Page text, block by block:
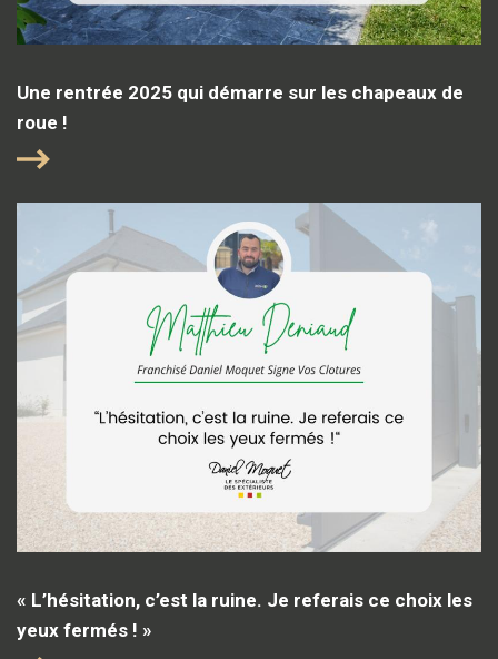
Une rentrée 2025 qui démarre sur les chapeaux de
roue !
« L’hésitation, c’est la ruine. Je referais ce choix les
yeux fermés ! »